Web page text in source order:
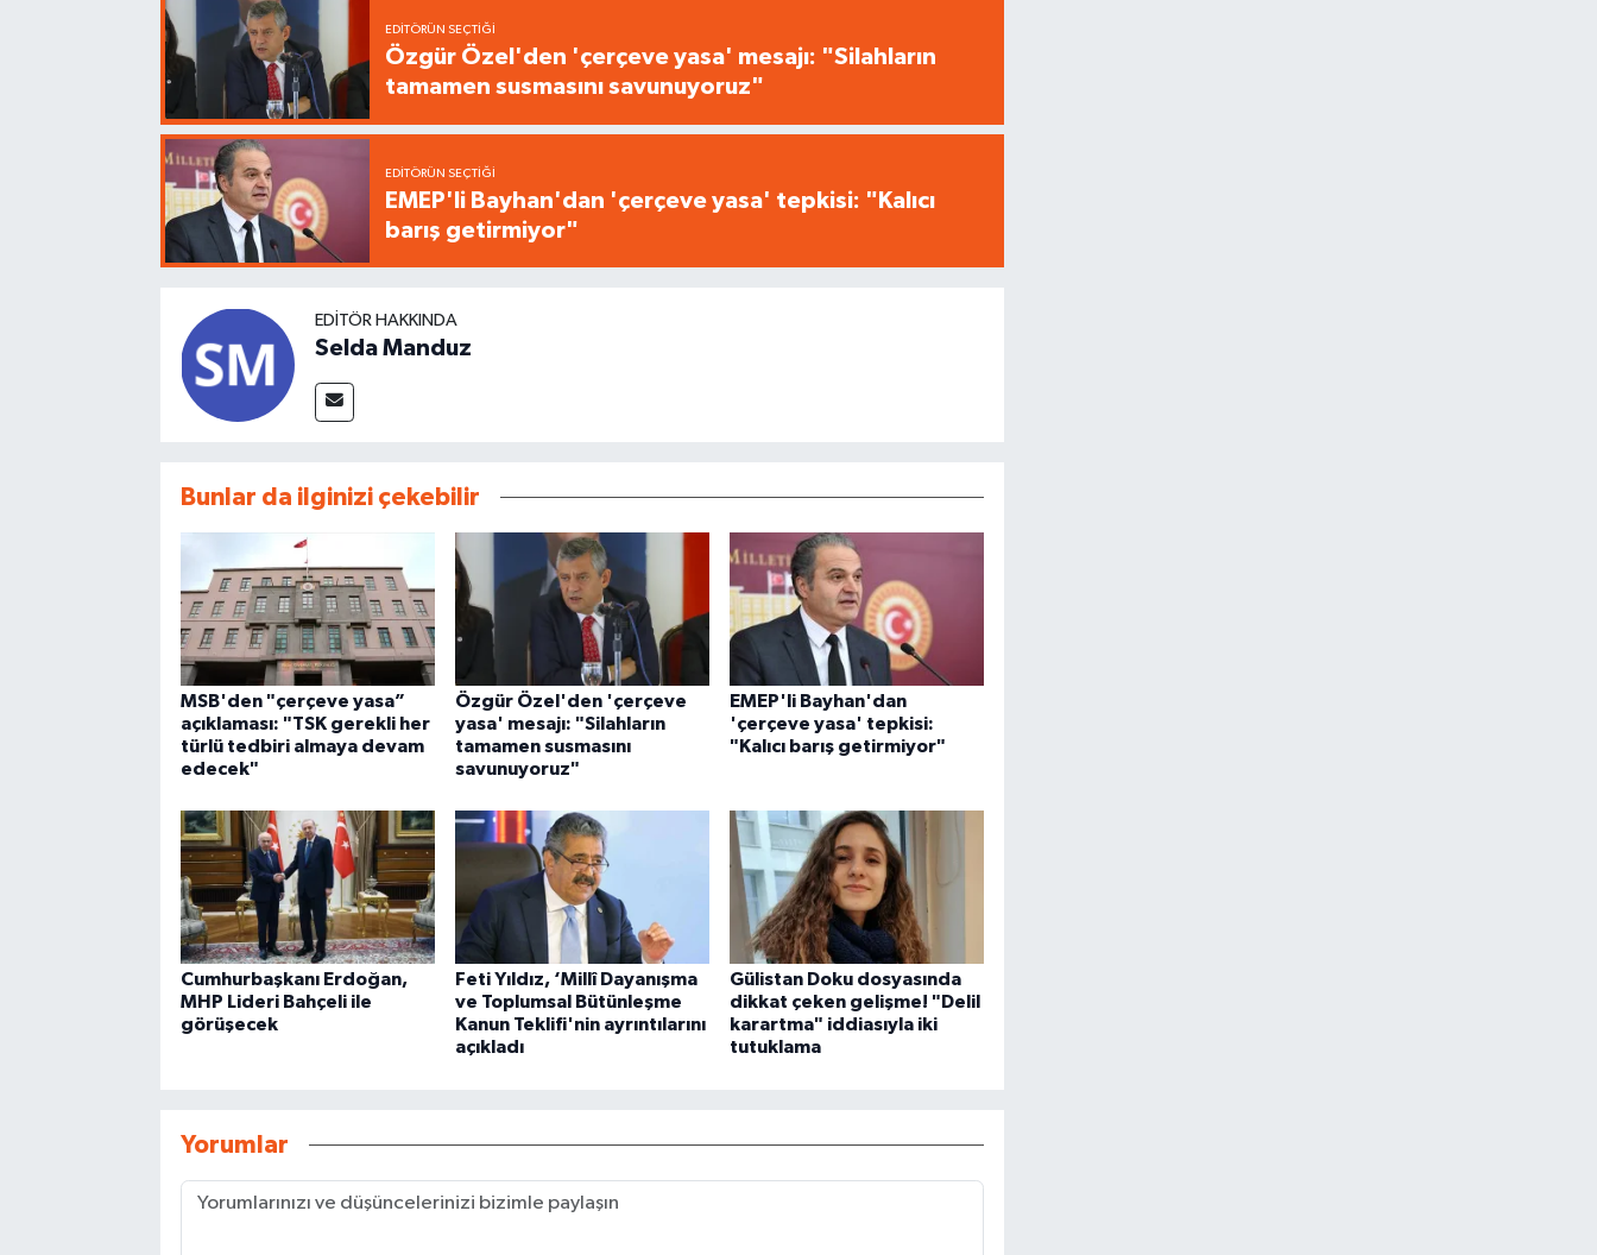
EDITÖRÜN SEÇTIĞI
Özgür Özel'den 'çerçeve yasa' mesajı: "Silahların
tamamen susmasını savunuyoruz"
EDITÖRÜN SEÇTIĞI
EMEP'li Bayhan'dan 'çerçeve yasa' tepkisi: "Kalıcı
barış getirmiyor"
EDITÖR HAKKINDA
Selda Manduz
Bunlar da ilginizi çekebilir
MSB'den "çerçeve yasa”
açıklaması: "TSK gerekli her
türlü tedbiri almaya devam
edecek"
Özgür Özel'den 'çerçeve
yasa' mesajı: "Silahların
tamamen susmasını
savunuyoruz"
EMEP'li Bayhan'dan
'çerçeve yasa' tepkisi:
"Kalıcı barış getirmiyor"
Cumhurbaşkanı Erdoğan,
MHP Lideri Bahçeli ile
görüşecek
Feti Yıldız, ‘Millî Dayanışma
ve Toplumsal Bütünleşme
Kanun Teklifi'nin ayrıntılarını
açıkladı
Gülistan Doku dosyasında
dikkat çeken gelişme! "Delil
karartma" iddiasıyla iki
tutuklama
Yorumlar